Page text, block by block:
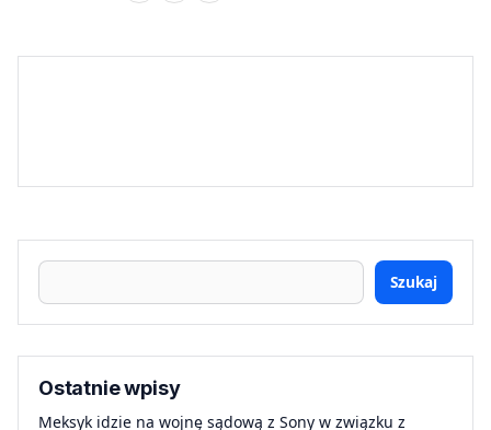
Szukaj
Ostatnie wpisy
Meksyk idzie na wojnę sądową z Sony w związku z